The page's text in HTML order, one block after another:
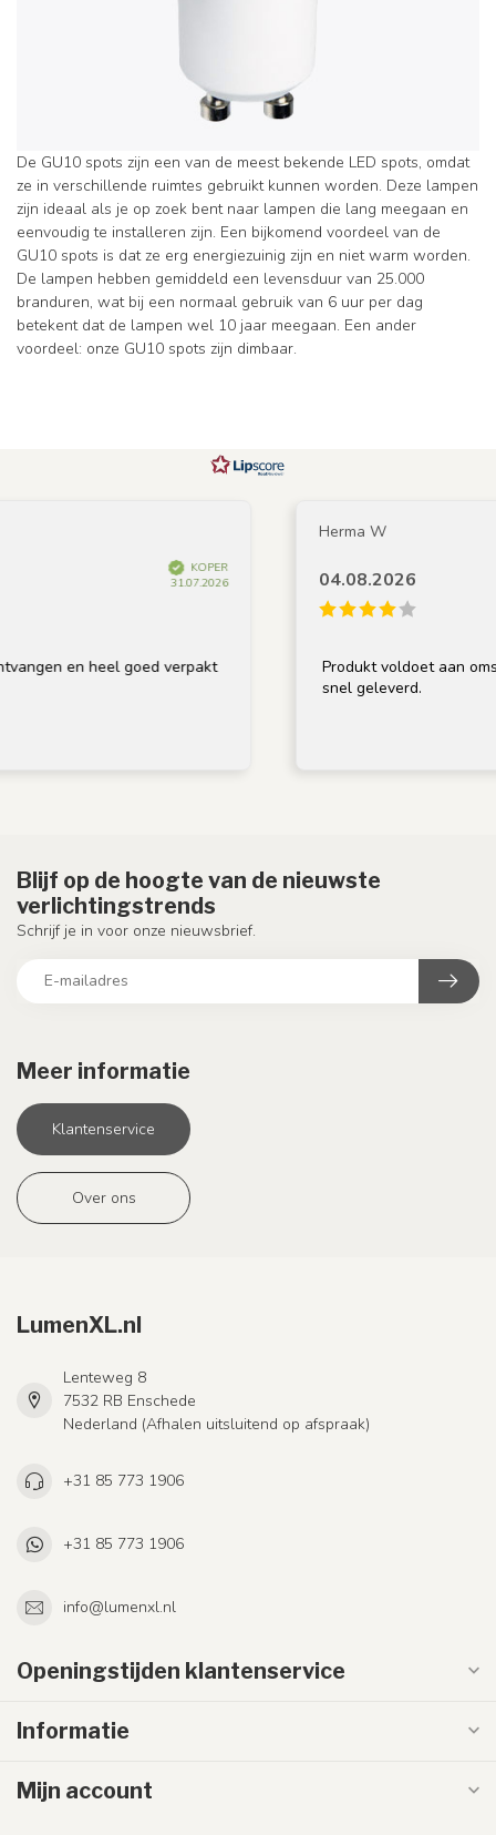
De GU10 spots zijn een van de meest bekende LED spots, omdat
ze in verschillende ruimtes gebruikt kunnen worden. Deze lampen
zijn ideaal als je op zoek bent naar lampen die lang meegaan en
eenvoudig te installeren zijn. Een bijkomend voordeel van de
GU10 spots is dat ze erg energiezuinig zijn en niet warm worden.
De lampen hebben gemiddeld een levensduur van 25.000
branduren, wat bij een normaal gebruik van 6 uur per dag
betekent dat de lampen wel 10 jaar meegaan. Een ander
voordeel: onze GU10 spots zijn dimbaar.
KOPER
31.07.2026
en heel goed verpakt
Herma W
04.08.2026
Produkt voldoet aan
snel geleverd.
Meer informatie
Klantenservice
Over ons
Blijf op de hoogte van de nieuwste
verlichtingstrends
Schrijf je in voor onze nieuwsbrief.
LumenXL.nl
Lenteweg 8
7532 RB Enschede
Nederland (Afhalen uitsluitend op afspraak)
+31 85 773 1906
+31 85 773 1906
info@lumenxl.nl
Openingstijden klantenservice
Informatie
Mijn account